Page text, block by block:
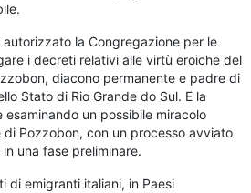
la Congregazione per le
i decreti relativi alle virtù eroiche del
diacono permanente e padre di
Stato di Rio Grande do Sul. E la
un possibile miracolo
di Pozzobon, con un processo avviato
una fase preliminare.
di emigranti italiani, in Paesi